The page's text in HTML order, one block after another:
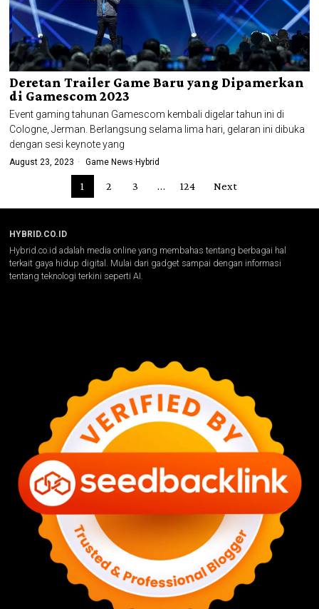
Deretan Trailer Game Baru yang Dipamerkan
di Gamescom 2023
Event gaming tahunan Gamescom kembali digelar tahun ini di
Cologne, Jerman. Berlangsung selama lima hari, gelaran ini dibuka
dengan sesi keynote yang
August 23, 2023 Game News·Hybrid
1 2 3 … 124 Next
HYBRID.CO.ID
Hybrid.co.id adalah media online yang membahas tentang berbagai hal
terkait gaya hidup digital. Mulai dari gadget sampai dengan informasi
tentang teknologi terkini seperti AI.